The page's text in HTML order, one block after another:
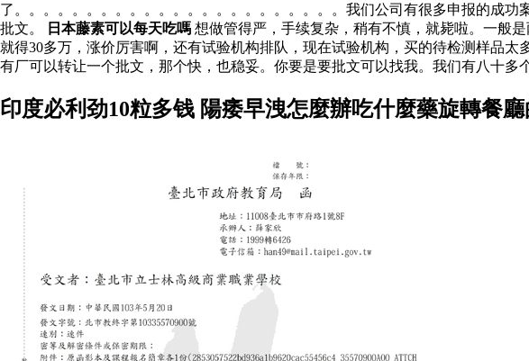
了。。。。。。。。。。。。。。。。。。。。。。。我们公司有很多申报的成
批文。
日本藤素可以每天吃嗎 想做管得严，手续复杂，稍有不慎，就毙啦。一般
就得30多万，涨价厉害啊，还有试验机构排队，现在试验机构，买的待检测样品
有厂可以转让一个批文，那个快，也稳妥。你要是要批文可以找我。我们有八十多
印度必利劲10粒多钱 陽痿早洩怎麼辦吃什麼藥旋轉餐